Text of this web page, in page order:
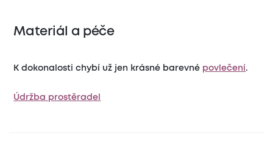
Materiál a péče
K dokonalosti chybí už jen krásné barevné povlečení.
Údržba prostěradel